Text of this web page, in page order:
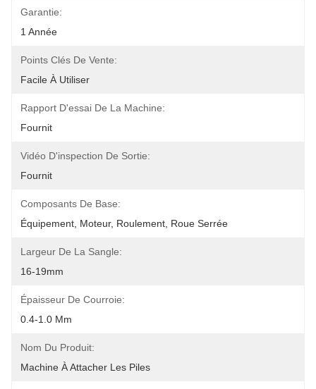
Garantie:
1 Année
Points Clés De Vente:
Facile À Utiliser
Rapport D'essai De La Machine:
Fournit
Vidéo D'inspection De Sortie:
Fournit
Composants De Base:
Équipement, Moteur, Roulement, Roue Serrée
Largeur De La Sangle:
16-19mm
Épaisseur De Courroie:
0.4-1.0 Mm
Nom Du Produit:
Machine À Attacher Les Piles